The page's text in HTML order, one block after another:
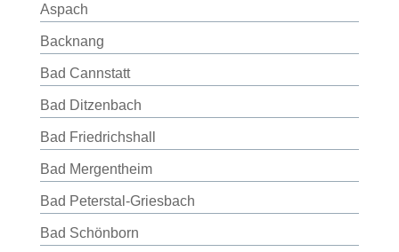
Aspach
Backnang
Bad Cannstatt
Bad Ditzenbach
Bad Friedrichshall
Bad Mergentheim
Bad Peterstal-Griesbach
Bad Schönborn